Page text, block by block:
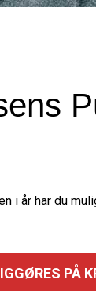
år har du
PÅ